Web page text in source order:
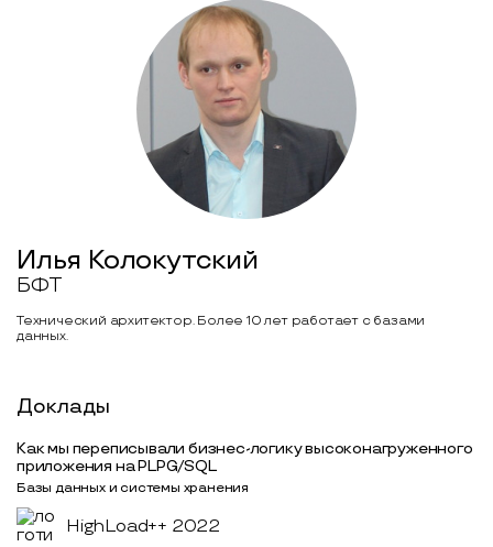
Илья Колокутский
БФТ
Технический архитектор. Более 10 лет работает с базами
данных.
Доклады
Как мы переписывали бизнес-логику высоконагруженного
приложения на PLPG/SQL
Базы данных и системы хранения
HighLoad++ 2022